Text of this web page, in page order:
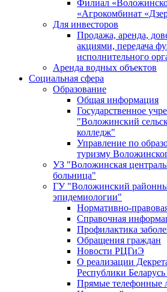
Филиал
«Агрокомбинат
Для инвесторов
Продажа, аренда,
акциями, передача
исполнительного
Аренда водных объектов
Социальная сфера
Образование
Общая информация
Государственное
"Воложинский
колледж"
Управление по
туризму
УЗ "Воложинская
больница"
ГУ "Воложинский
эпидемиологии"
Нормативно-
Справочная
Профилактика
Обращения граждан
Новости РЦГиЭ
О реализации
Республики
Прямые телефонные